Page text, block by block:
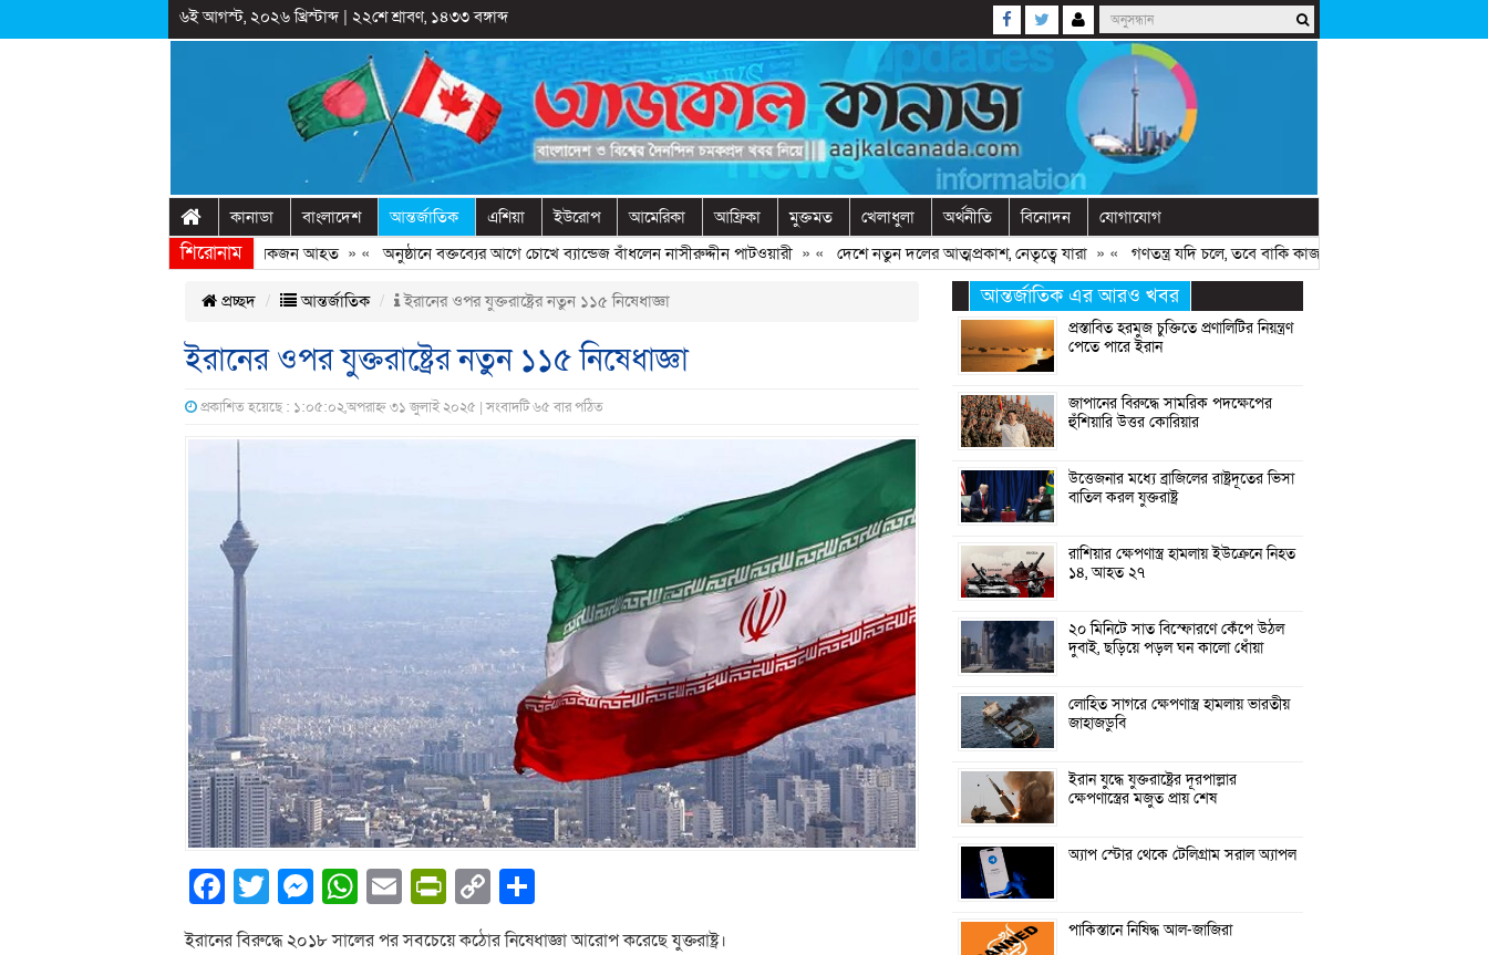
৬ই আগস্ট, ২০২৬ খ্রিস্টাব্দ| ২২শে শ্রাবণ, ১৪৩৩ বঙ্গাব্দ
কানাডা বাংলাদেশ আন্তর্জাতিক এশিয়া ইউরোপ আমেরিকা আফ্রিকা মুক্তমত খেলাধুলা অর্থনীতি বিনোদন যোগাযোগ
শিরোনাম
ছাত্রদল-ছাত্রশিবির সংঘর্ষ, কয়েকজন আহত» « অনুষ্ঠানে বক্তব্যের আগে চোখে ব্যান্ডেজ বাঁধলেন নাসীরুদ্দীন পাটওয়ারী» « দেশে নতুন দলের আত্মপ্রকাশ, নেতৃত্বে যারা» « গণতন্ত্র যদি চলে, তবে বাকি কাজগুলো হয়ে যায়: মির্জা ফখরুল
প্রচ্ছদ আন্তর্জাতিক ইরানের ওপর যুক্তরাষ্ট্রের নতুন ১১৫ নিষেধাজ্ঞা
ইরানের ওপর যুক্তরাষ্ট্রের নতুন ১১৫ নিষেধাজ্ঞা
প্রকাশিত হয়েছে : ১:০৫:০২,অপরাহ্ন ৩১ জুলাই ২০২৫ | সংবাদটি ৬৫ বার পঠিত
Facebook
Twitter
Messenger
WhatsApp
EmailPrintFriendly
Copy
Link
ইরানের বিরুদ্ধে ২০১৮ সালের পর সবচেয়ে কঠোর নিষেধাজ্ঞা আরোপ করেছে যুক্তরাষ্ট্র।
আন্তর্জাতিক এর আরও খবর
প্রস্তাবিত হরমুজ চুক্তিতে প্রণালিটির নিয়ন্ত্রণ
পেতে পারে ইরান
জাপানের বিরুদ্ধে সামরিক পদক্ষেপের
হুঁশিয়ারি উত্তর কোরিয়ার
উত্তেজনার মধ্যে ব্রাজিলের রাষ্ট্রদূতের ভিসা
বাতিল করল যুক্তরাষ্ট্র
রাশিয়ার ক্ষেপণাস্ত্র হামলায় ইউক্রেনে নিহত
১৪, আহত ২৭
২০ মিনিটে সাত বিস্ফোরণে কেঁপে উঠল
দুবাই, ছড়িয়ে পড়ল ঘন কালো ধোঁয়া
লোহিত সাগরে ক্ষেপণাস্ত্র হামলায় ভারতীয়
জাহাজডুবি
ইরান যুদ্ধে যুক্তরাষ্ট্রের দূরপাল্লার
ক্ষেপণাস্ত্রের মজুত প্রায় শেষ
অ্যাপ স্টোর থেকে টেলিগ্রাম সরাল অ্যাপল
পাকিস্তানে নিষিদ্ধ আল-জাজিরা